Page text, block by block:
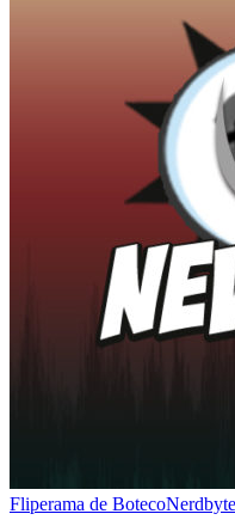
Fliperama de Boteco